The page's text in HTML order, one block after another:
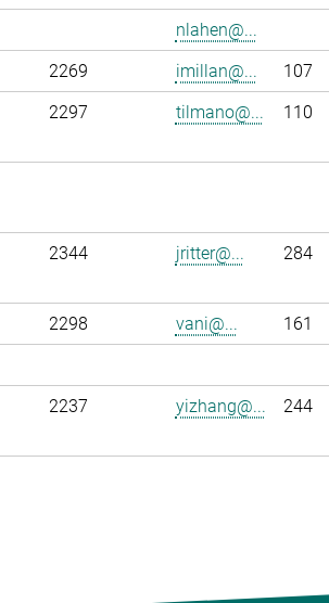
nlahen@...
2269 imillan@...
107
2297 tilmano@... 110
2344 jritter@... 284
2298 vani@... 161
2237 yizhang@... 244